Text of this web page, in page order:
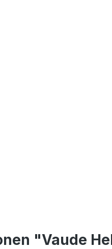
"Vaude